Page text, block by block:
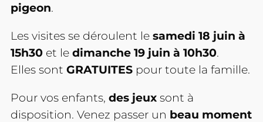
pigeon.
Les visites se déroulent le samedi 18 juin à
15h30 et le dimanche 19 juin à 10h30.
Elles sont GRATUITES pour toute la famille.
Pour vos enfants, des jeux sont à
disposition. Venez passer un beau moment